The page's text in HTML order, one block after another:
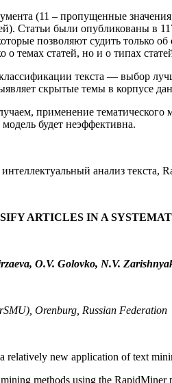
(11 – пропущенные
Статьи были опубликованы в
позволяют судить только
о темах статей, но и о типах
текста — выбор
скрытые темы в корпусе
применение тематического
будет неэффективна.
интеллектуальный анализ текста,
ARTICLES IN A
O.V. Golovko, N.V.
Orenburg, Russian Federation
relatively new application of text
methods using the RapidMiner